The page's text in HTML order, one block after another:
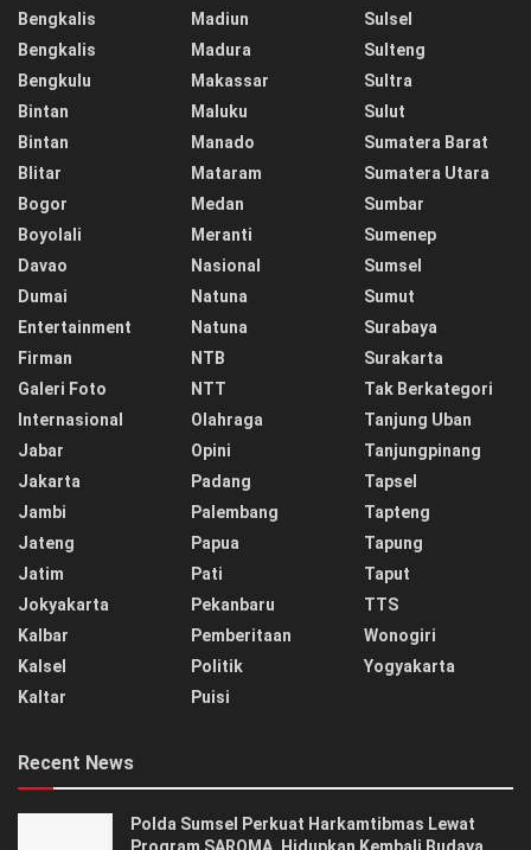
Bengkalis
Bengkalis
Bengkulu
Bintan
Bintan
Blitar
Bogor
Boyolali
Davao
Dumai
Entertainment
Firman
Galeri Foto
Internasional
Jabar
Jakarta
Jambi
Jateng
Jatim
Jokyakarta
Kalbar
Kalsel
Kaltar
Madiun
Madura
Makassar
Maluku
Manado
Mataram
Medan
Meranti
Nasional
Natuna
Natuna
NTB
NTT
Olahraga
Opini
Padang
Palembang
Papua
Pati
Pekanbaru
Pemberitaan
Politik
Puisi
Sulsel
Sulteng
Sultra
Sulut
Sumatera Barat
Sumatera Utara
Sumbar
Sumenep
Sumsel
Sumut
Surabaya
Surakarta
Tak Berkategori
Tanjung Uban
Tanjungpinang
Tapsel
Tapteng
Tapung
Taput
TTS
Wonogiri
Yogyakarta
Recent News
Polda Sumsel Perkuat Harkamtibmas Lewat